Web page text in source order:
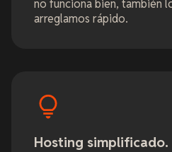
no funciona bien, también
arreglamos rápido.
Hosting simplificado.